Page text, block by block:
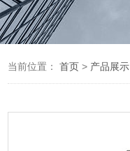
当前位置：首页 > 产品展示